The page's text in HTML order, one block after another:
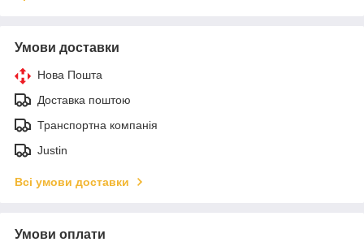
Умови доставки
Нова Пошта
Доставка поштою
Транспортна компанія
Justin
Всі умови доставки
Умови оплати